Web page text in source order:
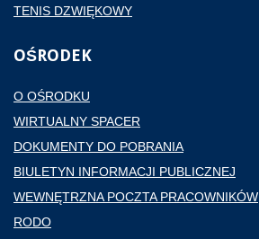
TENIS DZWIĘKOWY
OŚRODEK
O OŚRODKU
WIRTUALNY SPACER
DOKUMENTY DO POBRANIA
BIULETYN INFORMACJI PUBLICZNEJ
WEWNĘTRZNA POCZTA PRACOWNIKÓW
RODO